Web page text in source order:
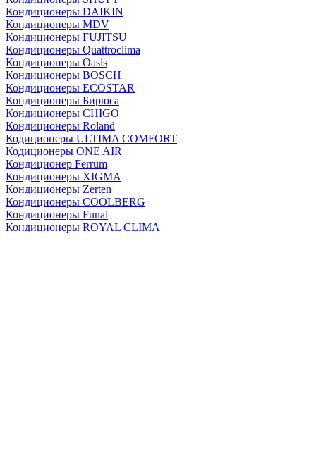
Кондиционеры DAIKIN
Кондиционеры MDV
Кондиционеры FUJITSU
Кондиционеры Quattroclima
Кондиционеры Oasis
Кондиционеры BOSCH
Кондиционеры ECOSTAR
Кондиционеры Бирюса
Кондиционеры CHIGO
Кондиционеры Roland
Кодиционеры ULTIMA COMFORT
Кодиционеры ONE AIR
Кондиционер Ferrum
Кондиционеры XIGMA
Кондиционеры Zerten
Кондиционеры СOOLBERG
Кондиционеры Funai
Кондиционеры ROYAL CLIMA